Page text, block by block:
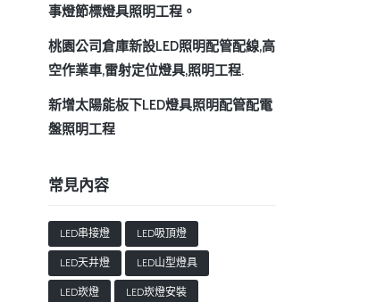
事燈節標燈具照明工程。
桃園公司倉庫新設LED照明配管配線,高
空作業車,雷射定位燈具,照明工程.
新增太陽能板下LED燈具照明配管配電
盤照明工程
常見內容
LED串接燈
LED吸頂燈
LED天井燈
LED山型燈具
LED崁燈
LED崁燈安裝